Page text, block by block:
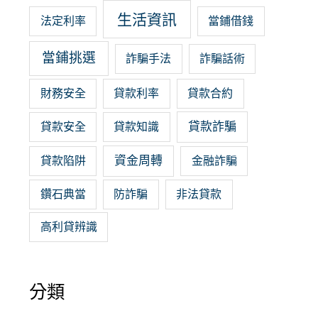
法定利率 生活資訊 當鋪借錢
當鋪挑選 詐騙手法 詐騙話術
財務安全 貸款利率 貸款合約
貸款安全 貸款知識 貸款詐騙
貸款陷阱 資金周轉 金融詐騙
鑽石典當 防詐騙 非法貸款
高利貸辨識
分類